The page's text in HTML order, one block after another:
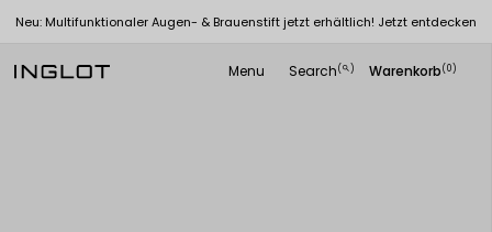
Neu: Multifunktionaler Augen- & Brauenstift jetzt erhältlich! Jetzt entdecken
Menu Search(
search ) Warenkorb(0)